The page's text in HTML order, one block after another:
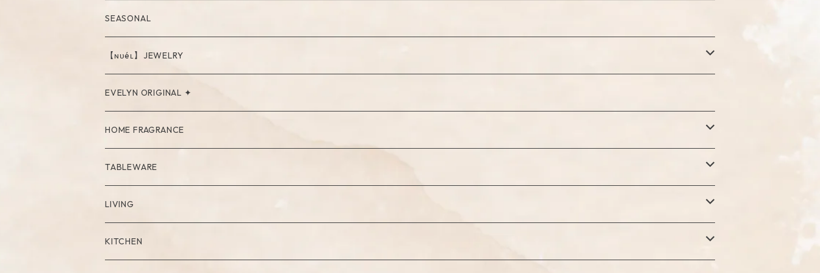
SEASONAL
【ɴᴜéʟ】JEWELRY
PIERCE
NECKLACE
RING
EVELYN ORIGINAL ✦
HOME FRAGRANCE
Palo Santo
TABLEWARE
Cup
Mug
Plate
LIVING
Vase
KITCHEN